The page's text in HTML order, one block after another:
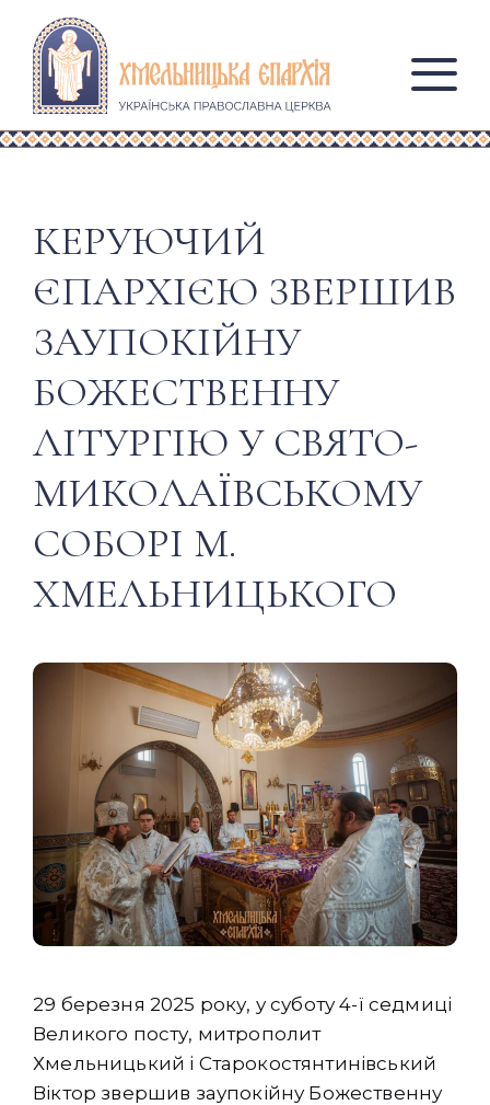
КЕРУЮЧИЙ
ЄПАРХІЄЮ ЗВЕРШИВ
ЗАУПОКІЙНУ
БОЖЕСТВЕННУ
ЛІТУРГІЮ У СВЯТО-
МИКОЛАЇВСЬКОМУ
СОБОРІ М.
ХМЕЛЬНИЦЬКОГО
29 березня 2025 року, у суботу 4-ї седмиці
Великого посту, митрополит
Хмельницький і Старокостянтинівський
Віктор звершив заупокійну Божественну